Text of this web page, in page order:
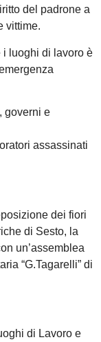
del padrone a
vittime.
i luoghi di lavoro è
governi e
assassinati
dei fiori
di Sesto, la
un’assemblea
“G.Tagarelli” di
di Lavoro e